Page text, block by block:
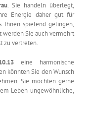
. Sie handeln überlegt,
Energie daher gut für
Ihnen spielend gelingen,
werden Sie auch vermehrt
zu vertreten.
eine harmonische
könnten Sie den Wunsch
Sie möchten gerne
Leben ungewöhnliche,